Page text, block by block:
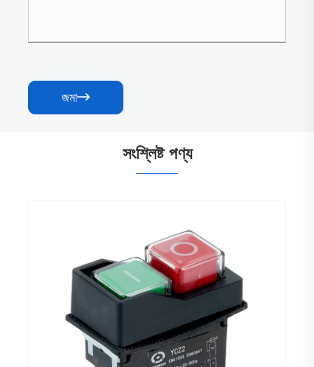
জমা
সংশ্লিষ্ট পণ্য